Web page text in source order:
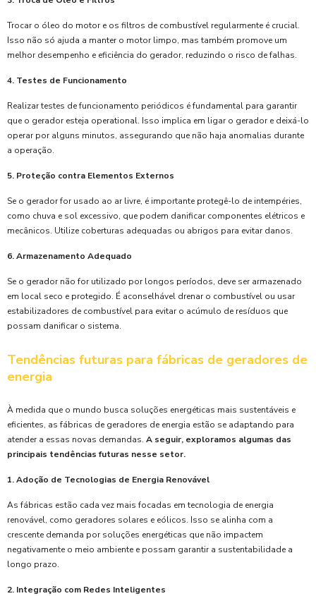
Trocar o óleo do motor e os filtros de combustível regularmente é crucial.
Isso não só ajuda a manter o motor limpo, mas também promove um
melhor desempenho e eficiência do gerador, reduzindo o risco de falhas.
4. Testes de Funcionamento
Realizar testes de funcionamento periódicos é fundamental para garantir
que o gerador esteja operational. Isso implica em ligar o gerador e deixá-lo
operar por alguns minutos, assegurando que não haja anomalias durante
a operação.
5. Proteção contra Elementos Externos
Se o gerador for usado ao ar livre, é importante protegê-lo de intempéries,
como chuva e sol excessivo, que podem danificar componentes elétricos e
mecânicos. Utilize coberturas adequadas ou abrigos para evitar danos.
6. Armazenamento Adequado
Se o gerador não for utilizado por longos períodos, deve ser armazenado
em local seco e protegido. É aconselhável drenar o combustível ou usar
estabilizadores de combustível para evitar o acúmulo de resíduos que
possam danificar o sistema.
Tendências futuras para fábricas de geradores de
energia
À medida que o mundo busca soluções energéticas mais sustentáveis e
eficientes, as fábricas de geradores de energia estão se adaptando para
atender a essas novas demandas. A seguir, exploramos algumas das
principais tendências futuras nesse setor.
1. Adoção de Tecnologias de Energia Renovável
As fábricas estão cada vez mais focadas em tecnologia de energia
renovável, como geradores solares e eólicos. Isso se alinha com a
crescente demanda por soluções energéticas que não impactem
negativamente o meio ambiente e possam garantir a sustentabilidade a
longo prazo.
2. Integração com Redes Inteligentes